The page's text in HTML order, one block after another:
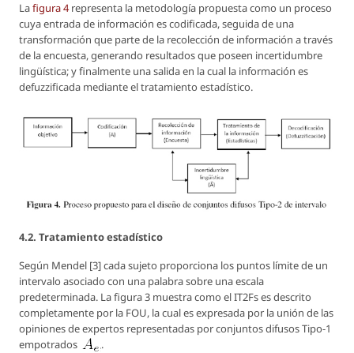
Lafigura 4representa la metodología propuesta como un proceso
cuya entrada de información es codificada, seguida de una
transformación que parte de la recolección de información a través
de la encuesta, generando resultados que poseen incertidumbre
lingüística; y finalmente una salida en la cual la información es
defuzzificada mediante el tratamiento estadístico.
4.2. Tratamiento estadístico
Según Mendel [3] cada sujeto proporciona los puntos límite de un
intervalo asociado con una palabra sobre una escala
predeterminada. La figura 3 muestra como el IT2Fs es descrito
completamente por la FOU, la cual es expresada por la unión de las
opiniones de expertos representadas por conjuntos difusos Tipo-1
empotrados
.